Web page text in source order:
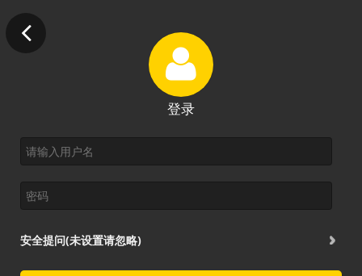
登录
安全提问(未设置请忽略)